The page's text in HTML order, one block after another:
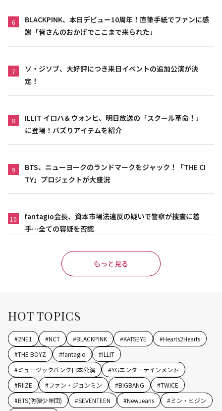
6
BLACKPINK、本日デビュー10周年！直筆手紙でファンに感
謝「皆さんのおかげでここまで来られた」
7
ソ・ジソブ、大好評につき来日イベントの追加公演が決
定！
8
ILLIT イロハ＆ウォンヒ、明日放送の「スクール革命！」
に登場！バズりアイテムを紹介
9
BTS、ニューヨークのランドマークをジャック！「THE CI
TY」プロジェクトが大盛況
10
fantagio会長、資本市場法違反の疑いで警察が捜査に着
手…全ての容疑を否認
もっと見る
HOT TOPICS
#2NE1 #NCT #BLACKPINK #KATSEYE #Hearts2Hearts
#THE BOYZ #fantagio #ILLIT
#ミュージックバンク日本公演 #YGエンターテインメント
#RIIZE #ファン・ジョンミン #BIGBANG #TWICE
#BTS(防弾少年団) #SEVENTEEN #NewJeans #ミン・ヒジン